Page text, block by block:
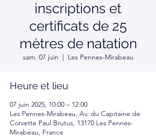
inscriptions et
certificats de 25
mètres de natation
sam. 07 juin
  |
Les Pennes-Mirabeau
Heure et lieu
07 juin 2025, 10:00 – 12:00
Les Pennes-Mirabeau, Av. du Capitaine de
Corvette Paul Brutus, 13170 Les Pennes-
Mirabeau, France